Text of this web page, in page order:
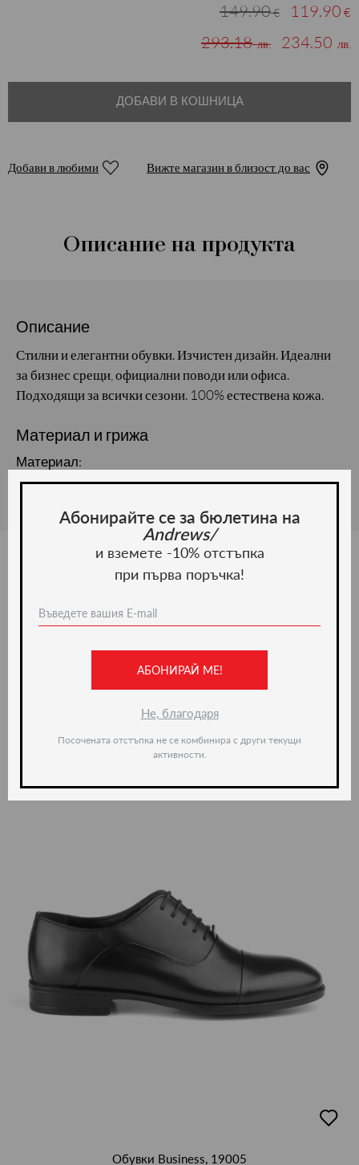
149.90€ 119.90 €
293.18лв. 234.50 лв.
ДОБАВИ В КОШНИЦА
Добави в любими Вижте магазин в близост до вас
Описание на продукта
Описание
Стилни и елегантни обувки. Изчистен дизайн. Идеални
за бизнес срещи, официални поводи или офиса.
Подходящи за всички сезони. 100% естествена кожа.
Материал и грижа
Материал:
в
Обувки Business, 19005
Абонирайте се за бюлетина на
Andrews/
и вземете -10% отстъпка
при първа поръчка!
АБОНИРАЙ МЕ!
Не, благодаря
Посочената отстъпка не се комбинира с други текущи
активности.